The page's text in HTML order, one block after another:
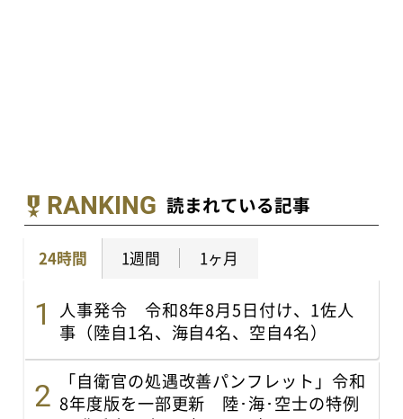
RANKING 読まれている記事
24時間 1週間 1ヶ月
人事発令 令和8年8月5日付け、1佐人
事（陸自1名、海自4名、空自4名）
「自衛官の処遇改善パンフレット」令和
8年度版を一部更新 陸･海･空士の特例